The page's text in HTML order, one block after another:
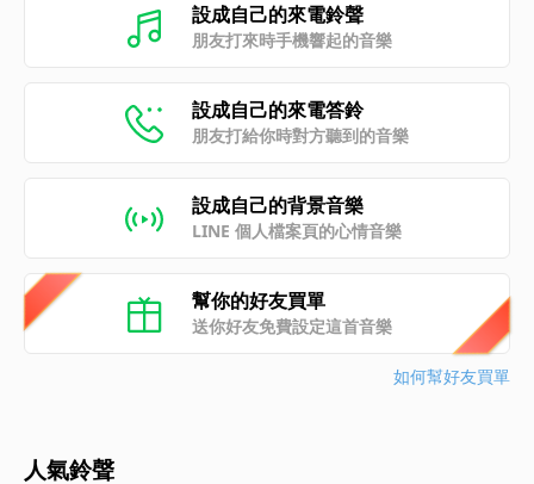
設成自己的來電鈴聲
朋友打來時手機響起的音樂
設成自己的來電答鈴
朋友打給你時對方聽到的音樂
設成自己的背景音樂
LINE 個人檔案頁的心情音樂
幫你的好友買單
送你好友免費設定這首音樂
如何幫好友買單
人氣鈴聲